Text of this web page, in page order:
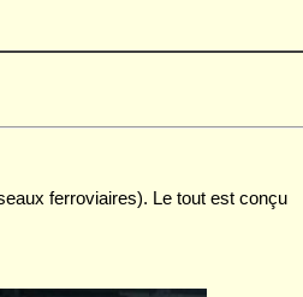
ferroviaires). Le tout est conçu